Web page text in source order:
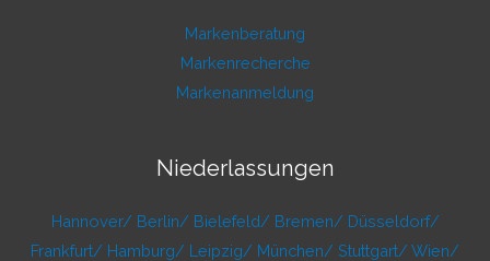
Markenberatung
Markenrecherche
Markenanmeldung
Niederlassungen
Hannover/ Berlin/ Bielefeld/ Bremen/ Düsseldorf/
Frankfurt/ Hamburg/ Leipzig/ München/ Stuttgart/ Wien/